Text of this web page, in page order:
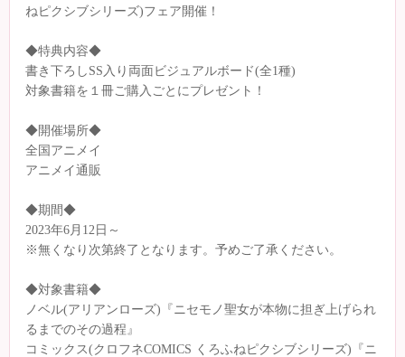
ねピクシブシリーズ)フェア開催！
◆特典内容◆
書き下ろしSS入り両面ビジュアルボード(全1種)
対象書籍を１冊ご購入ごとにプレゼント！
◆開催場所◆
全国アニメイ
アニメイ通販
◆期間◆
2023年6月12日～
※無くなり次第終了となります。予めご了承ください。
◆対象書籍◆
ノベル(アリアンローズ)『ニセモノ聖女が本物に担ぎ上げられ
るまでのその過程』
コミックス(クロフネCOMICS くろふねピクシブシリーズ)『ニ